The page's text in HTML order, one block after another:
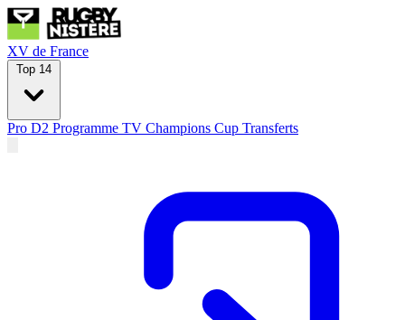
XV de France
Top 14
Pro D2 Programme TV Champions Cup Transferts